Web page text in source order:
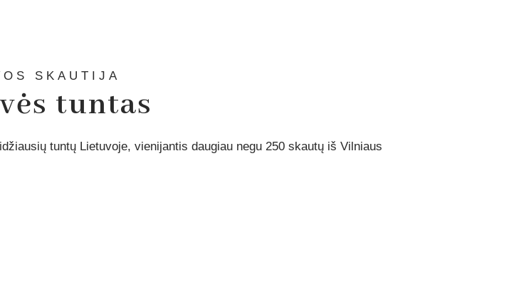
SKAUTIJA
tuntas
tuntų Lietuvoje, vienijantis daugiau negu 250 skautų iš Vilniaus